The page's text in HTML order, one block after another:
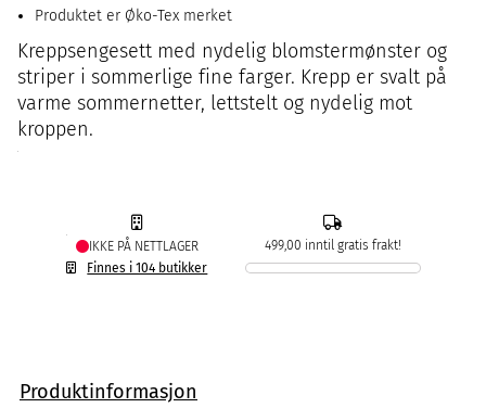
Produktet er Øko-Tex merket
Kreppsengesett med nydelig blomstermønster og
striper i sommerlige fine farger. Krepp er svalt på
varme sommernetter, lettstelt og nydelig mot
kroppen.
IKKE PÅ NETTLAGER
Finnes i 104 butikker
499,00 inntil gratis frakt!
Produktinformasjon